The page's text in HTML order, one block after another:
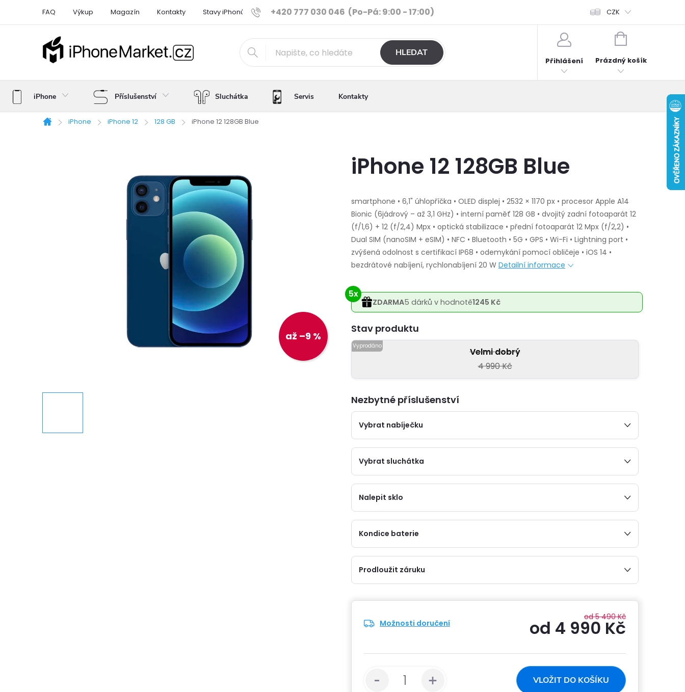
+420 777 030 046 (Po-Pá: 9:00 - 17:00)
FAQ Výkup Magazín Kontakty Stavy iPhonů Ověřené iPhony Výhody e-shopu Porovnání telefonů Hodnocení obchodu
CZK
HLEDAT
Přihlášení
NÁKUPNÍ
Prázdný košík
iPhone Příslušenství Sluchátka Servis Kontakty
Domů
iPhone iPhone 12 128 GB iPhone 12 128GB Blue
až –9 %
iPhone 12 128GB Blue
smartphone • 6,1" úhlopříčka • OLED displej • 2532 × 1170 px • procesor Apple A14
Bionic (6jádrový – až 3,1 GHz) • interní paměť 128 GB • dvojitý zadní fotoaparát 12
(f/1,6) + 12 (f/2,4) Mpx • optická stabilizace • přední fotoaparát 12 Mpx (f/2,2) •
Dual SIM (nanoSIM + eSIM) • NFC • Bluetooth • 5G • GPS • Wi-Fi • Lightning port •
zvýšená odolnost s certifikací IP68 • odemykání pomocí obličeje • iOS 14 •
bezdrátové nabíjení, rychlonabíjení 20 W Detailní informace
5x
ZDARMA5 dárků v hodnotě1245 Kč
Velmi dobrý
4 990 Kč
Nezbytné příslušenství
Vybrat nabíječku
Vybrat sluchátka
Nalepit sklo
Kondice baterie
Prodloužit záruku
Možnosti doručení
od 5 490 Kč
od 4 990 Kč
cena:
VLOŽIT DO KOŠÍKU